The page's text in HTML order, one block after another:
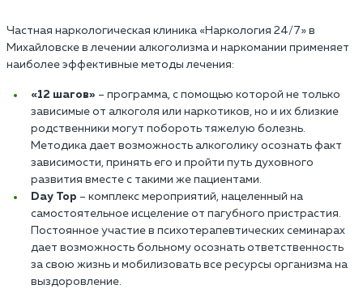
Частная наркологическая клиника «Наркология 24/7» в
Михайловске в лечении алкоголизма и наркомании применяет
наиболее эффективные методы лечения:
«12 шагов» – программа, с помощью которой не только
зависимые от алкоголя или наркотиков, но и их близкие
родственники могут побороть тяжелую болезнь.
Методика дает возможность алкоголику осознать факт
зависимости, принять его и пройти путь духовного
развития вместе с такими же пациентами.
Day Top – комплекс мероприятий, нацеленный на
самостоятельное исцеление от пагубного пристрастия.
Постоянное участие в психотерапевтических семинарах
дает возможность больному осознать ответственность
за свою жизнь и мобилизовать все ресурсы организма на
выздоровление.